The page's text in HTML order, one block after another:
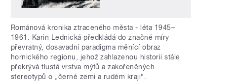
Románová kronika ztraceného města - léta 1945–
1961. Karin Lednická předkládá do značné míry
převratný, dosavadní paradigma měnící obraz
hornického regionu, jehož zahlazenou historii stále
překrývá tlustá vrstva mýtů a zakořeněných
stereotypů o „černé zemi a rudém kraji“.